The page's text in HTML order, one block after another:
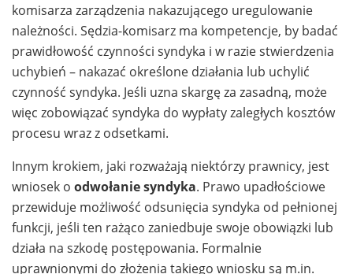
komisarza zarządzenia nakazującego uregulowanie
należności. Sędzia-komisarz ma kompetencje, by badać
prawidłowość czynności syndyka i w razie stwierdzenia
uchybień – nakazać określone działania lub uchylić
czynność syndyka. Jeśli uzna skargę za zasadną, może
więc zobowiązać syndyka do wypłaty zaległych kosztów
procesu wraz z odsetkami.
Innym krokiem, jaki rozważają niektórzy prawnicy, jest
wniosek o odwołanie syndyka. Prawo upadłościowe
przewiduje możliwość odsunięcia syndyka od pełnionej
funkcji, jeśli ten rażąco zaniedbuje swoje obowiązki lub
działa na szkodę postępowania. Formalnie
uprawnionymi do złożenia takiego wniosku są m.in.